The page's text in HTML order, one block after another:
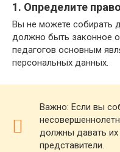
1. Определите
Вы не можете собирать
должно быть законное
педагогов основным
персональных данных.
Важно: Если вы
должны давать их
представители.